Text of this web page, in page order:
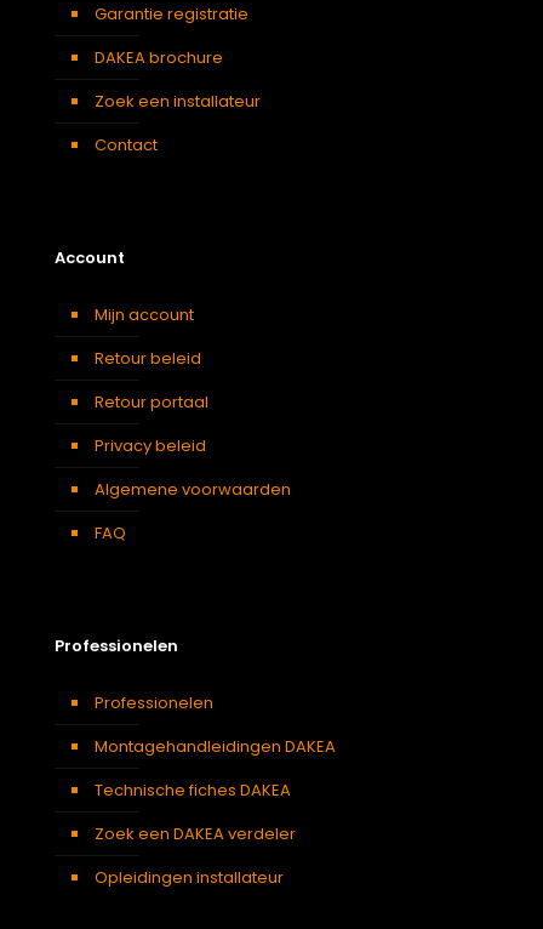
Garantie registratie
DAKEA brochure
Zoek een installateur
Contact
Account
Mijn account
Retour beleid
Retour portaal
Privacy beleid
Algemene voorwaarden
FAQ
Professionelen
Professionelen
Montagehandleidingen DAKEA
Technische fiches DAKEA
Zoek een DAKEA verdeler
Opleidingen installateur